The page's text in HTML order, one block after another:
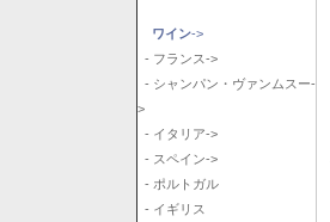
ワイン->
- フランス->
- シャンパン・ヴァンムスー-
>
- イタリア->
- スペイン->
- ポルトガル
- イギリス